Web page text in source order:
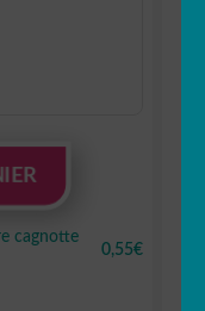
cagnotte
0,55€